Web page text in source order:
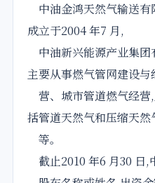
中油金鸿天然气输送有
成立于2004 年7 月,
中油新兴能源产业集团
主要从事燃气管网建设与
营、城市管道燃气经营
括管道天然气和压缩天然
等。
截止2010 年6 月30 日,